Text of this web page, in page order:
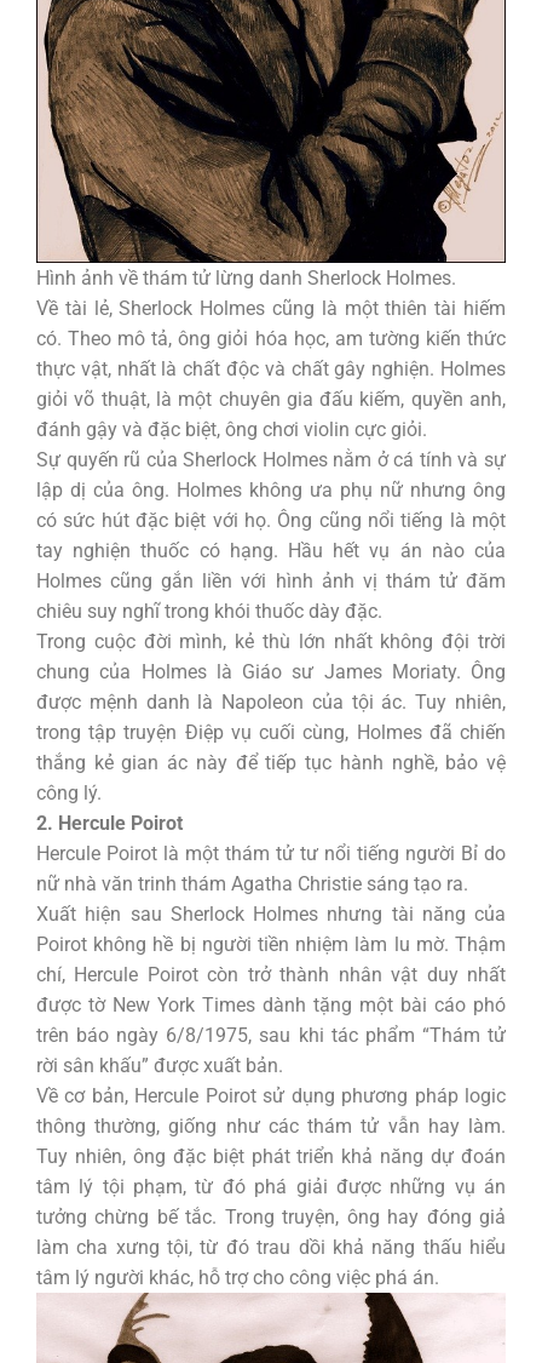
Hình ảnh về thám tử lừng danh Sherlock Holmes.
Về tài lẻ, Sherlock Holmes cũng là một thiên tài hiếm
có. Theo mô tả, ông giỏi hóa học, am tường kiến thức
thực vật, nhất là chất độc và chất gây nghiện. Holmes
giỏi võ thuật, là một chuyên gia đấu kiếm, quyền anh,
đánh gậy và đặc biệt, ông chơi violin cực giỏi.
Sự quyến rũ của Sherlock Holmes nằm ở cá tính và sự
lập dị của ông. Holmes không ưa phụ nữ nhưng ông
có sức hút đặc biệt với họ. Ông cũng nổi tiếng là một
tay nghiện thuốc có hạng. Hầu hết vụ án nào của
Holmes cũng gắn liền với hình ảnh vị thám tử đăm
chiêu suy nghĩ trong khói thuốc dày đặc.
Trong cuộc đời mình, kẻ thù lớn nhất không đội trời
chung của Holmes là Giáo sư James Moriaty. Ông
được mệnh danh là Napoleon của tội ác. Tuy nhiên,
trong tập truyện Điệp vụ cuối cùng, Holmes đã chiến
thắng kẻ gian ác này để tiếp tục hành nghề, bảo vệ
công lý.
2. Hercule Poirot
Hercule Poirot là một thám tử tư nổi tiếng người Bỉ do
nữ nhà văn trinh thám Agatha Christie sáng tạo ra.
Xuất hiện sau Sherlock Holmes nhưng tài năng của
Poirot không hề bị người tiền nhiệm làm lu mờ. Thậm
chí, Hercule Poirot còn trở thành nhân vật duy nhất
được tờ New York Times dành tặng một bài cáo phó
trên báo ngày 6/8/1975, sau khi tác phẩm “Thám tử
rời sân khấu” được xuất bản.
Về cơ bản, Hercule Poirot sử dụng phương pháp logic
thông thường, giống như các thám tử vẫn hay làm.
Tuy nhiên, ông đặc biệt phát triển khả năng dự đoán
tâm lý tội phạm, từ đó phá giải được những vụ án
tưởng chừng bế tắc. Trong truyện, ông hay đóng giả
làm cha xưng tội, từ đó trau dồi khả năng thấu hiểu
tâm lý người khác, hỗ trợ cho công việc phá án.